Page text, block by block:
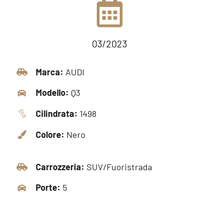
03/2023
Marca: AUDI
Modello: Q3
Cilindrata: 1498
Colore: Nero
Carrozzeria: SUV/Fuoristrada
Porte: 5